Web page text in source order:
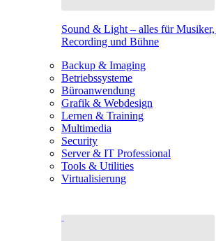
Sound & Light – alles für Musiker,
Recording und Bühne
Backup & Imaging
Betriebssysteme
Büroanwendung
Grafik & Webdesign
Lernen & Training
Multimedia
Security
Server & IT Professional
Tools & Utilities
Virtualisierung